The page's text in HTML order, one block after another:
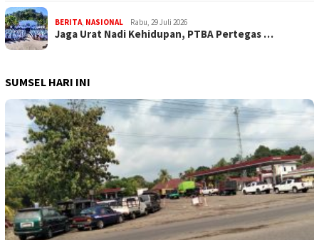
BERITA, NASIONAL Rabu, 29 Juli 2026
Jaga Urat Nadi Kehidupan, PTBA Pertegas …
SUMSEL HARI INI